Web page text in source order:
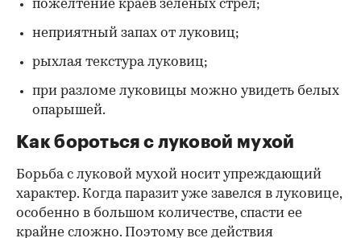
пожелтение краев зеленых стрел;
неприятный запах от луковиц;
рыхлая текстура луковиц;
при разломе луковицы можно увидеть белых
опарышей.
Как бороться с луковой мухой
Борьба с луковой мухой носит упреждающий
характер. Когда паразит уже завелся в луковице,
особенно в большом количестве, спасти ее
крайне сложно. Поэтому все действия